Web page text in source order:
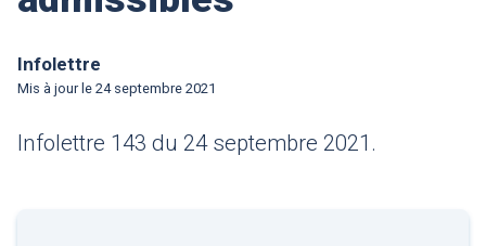
Infolettre
Mis à jour le 24 septembre 2021
Infolettre 143 du 24 septembre 2021.